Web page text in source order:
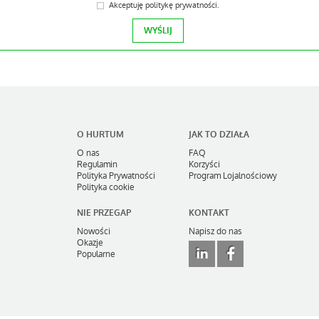
Akceptuję politykę prywatności.
O HURTUM
O nas
Regulamin
Polityka Prywatności
Polityka cookie
JAK TO DZIAŁA
FAQ
Korzyści
Program Lojalnościowy
NIE PRZEGAP
Nowości
Okazje
Popularne
KONTAKT
Napisz do nas